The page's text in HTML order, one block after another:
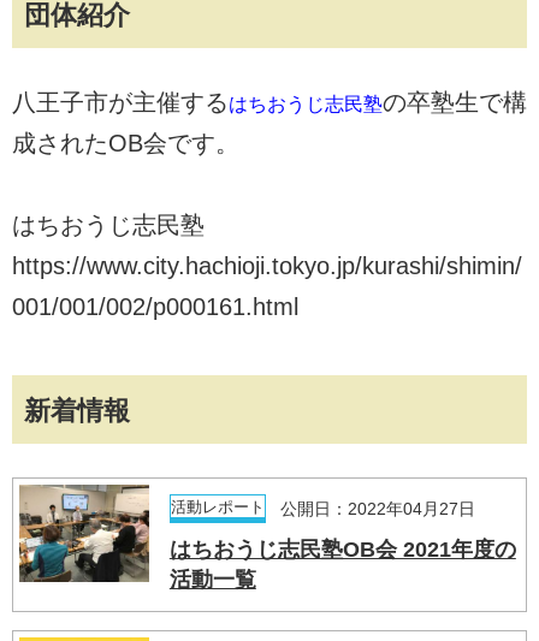
団体紹介
八王子市が主催するはちおうじ志民塾の卒塾生で構
成されたOB会です。
はちおうじ志民塾
https://www.city.hachioji.tokyo.jp/kurashi/shimin/
001/001/002/p000161.html
新着情報
活動レポート 公開日：2022年04月27日
はちおうじ志民塾OB会 2021年度の
活動一覧